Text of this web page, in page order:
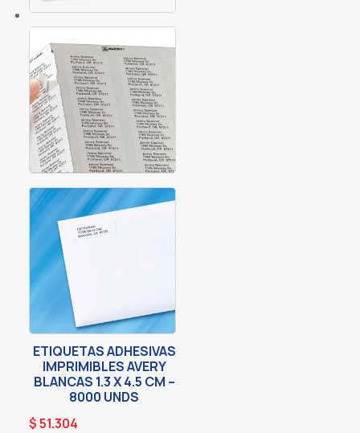
ETIQUETAS ADHESIVAS
IMPRIMIBLES AVERY
BLANCAS 1.3 X 4.5 CM –
8000 UNDS
$51.304